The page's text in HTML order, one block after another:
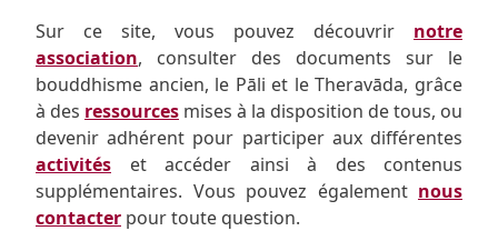
Sur ce site, vous pouvez découvrir notre
association, consulter des documents sur le
bouddhisme ancien, le Pāli et le Theravāda, grâce
à des ressources mises à la disposition de tous, ou
devenir adhérent pour participer aux différentes
activités et accéder ainsi à des contenus
supplémentaires. Vous pouvez également nous
contacter pour toute question.